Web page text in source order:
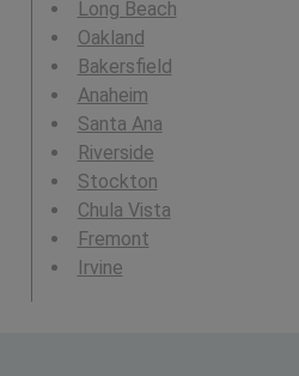
Long Beach
Oakland
Bakersfield
Anaheim
Santa Ana
Riverside
Stockton
Chula Vista
Fremont
Irvine